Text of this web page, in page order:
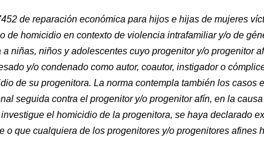
de reparación económica para hijos e hijas de mujeres
de homicidio en contexto de violencia intrafamiliar y/o de
a niñas, niños y adolescentes cuyo progenitor y/o progenitor
y/o condenado como autor, coautor, instigador o
de su progenitora. La norma contempla también los casos
seguida contra el progenitor y/o progenitor afín, en la
el homicidio de la progenitora, se haya declarado
o que cualquiera de los progenitores y/o progenitores afines